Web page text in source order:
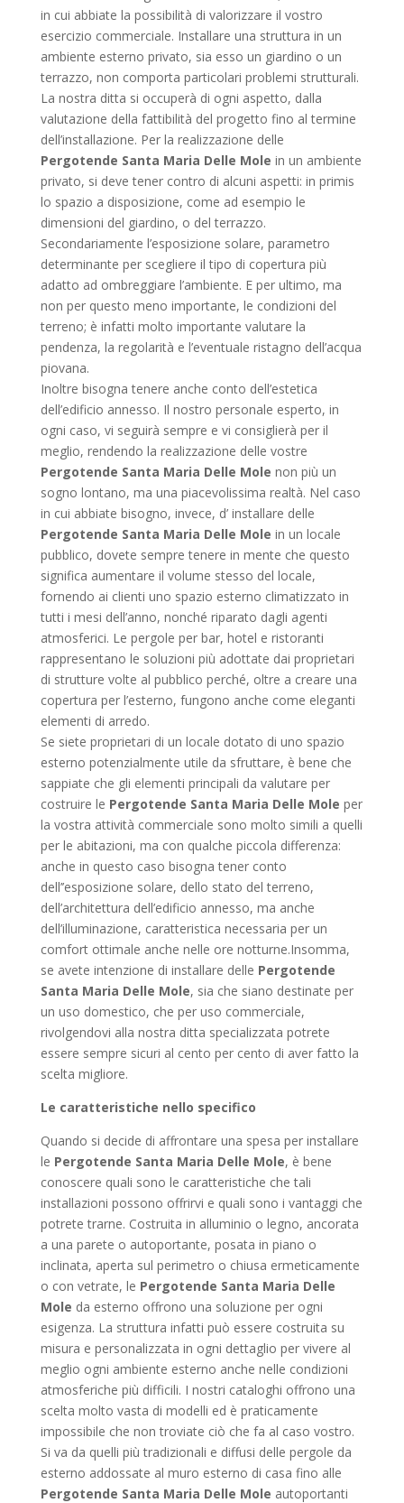
in cui abbiate la possibilità di valorizzare il vostro
esercizio commerciale. Installare una struttura in un
ambiente esterno privato, sia esso un giardino o un
terrazzo, non comporta particolari problemi strutturali.
La nostra ditta si occuperà di ogni aspetto, dalla
valutazione della fattibilità del progetto fino al termine
dell’installazione. Per la realizzazione delle
Pergotende Santa Maria Delle Mole in un ambiente
privato, si deve tener contro di alcuni aspetti: in primis
lo spazio a disposizione, come ad esempio le
dimensioni del giardino, o del terrazzo.
Secondariamente l’esposizione solare, parametro
determinante per scegliere il tipo di copertura più
adatto ad ombreggiare l’ambiente. E per ultimo, ma
non per questo meno importante, le condizioni del
terreno; è infatti molto importante valutare la
pendenza, la regolarità e l’eventuale ristagno dell’acqua
piovana.
Inoltre bisogna tenere anche conto dell’estetica
dell’edificio annesso. Il nostro personale esperto, in
ogni caso, vi seguirà sempre e vi consiglierà per il
meglio, rendendo la realizzazione delle vostre
Pergotende Santa Maria Delle Mole non più un
sogno lontano, ma una piacevolissima realtà. Nel caso
in cui abbiate bisogno, invece, d’ installare delle
Pergotende Santa Maria Delle Mole in un locale
pubblico, dovete sempre tenere in mente che questo
significa aumentare il volume stesso del locale,
fornendo ai clienti uno spazio esterno climatizzato in
tutti i mesi dell’anno, nonché riparato dagli agenti
atmosferici. Le pergole per bar, hotel e ristoranti
rappresentano le soluzioni più adottate dai proprietari
di strutture volte al pubblico perché, oltre a creare una
copertura per l’esterno, fungono anche come eleganti
elementi di arredo.
Se siete proprietari di un locale dotato di uno spazio
esterno potenzialmente utile da sfruttare, è bene che
sappiate che gli elementi principali da valutare per
costruire le Pergotende Santa Maria Delle Mole per
la vostra attività commerciale sono molto simili a quelli
per le abitazioni, ma con qualche piccola differenza:
anche in questo caso bisogna tener conto
dell’’esposizione solare, dello stato del terreno,
dell’architettura dell’edificio annesso, ma anche
dell’illuminazione, caratteristica necessaria per un
comfort ottimale anche nelle ore notturne.Insomma,
se avete intenzione di installare delle Pergotende
Santa Maria Delle Mole, sia che siano destinate per
un uso domestico, che per uso commerciale,
rivolgendovi alla nostra ditta specializzata potrete
essere sempre sicuri al cento per cento di aver fatto la
scelta migliore.
Le caratteristiche nello specifico
Quando si decide di affrontare una spesa per installare
le Pergotende Santa Maria Delle Mole, è bene
conoscere quali sono le caratteristiche che tali
installazioni possono offrirvi e quali sono i vantaggi che
potrete trarne. Costruita in alluminio o legno, ancorata
a una parete o autoportante, posata in piano o
inclinata, aperta sul perimetro o chiusa ermeticamente
o con vetrate, le Pergotende Santa Maria Delle
Mole da esterno offrono una soluzione per ogni
esigenza. La struttura infatti può essere costruita su
misura e personalizzata in ogni dettaglio per vivere al
meglio ogni ambiente esterno anche nelle condizioni
atmosferiche più difficili. I nostri cataloghi offrono una
scelta molto vasta di modelli ed è praticamente
impossibile che non troviate ciò che fa al caso vostro.
Si va da quelli più tradizionali e diffusi delle pergole da
esterno addossate al muro esterno di casa fino alle
Pergotende Santa Maria Delle Mole autoportanti